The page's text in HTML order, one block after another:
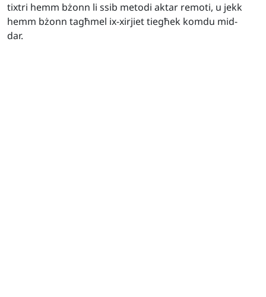
tixtri hemm bżonn li ssib metodi aktar remoti, u jekk
hemm bżonn tagħmel ix-xirjiet tiegħek komdu mid-
dar.